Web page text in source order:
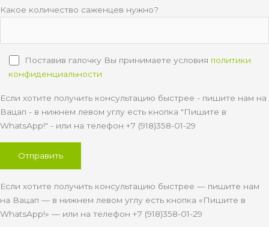
Какое количество саженцев нужно?
Поставив галочку Вы принимаете условия политики
конфиденциальности
Если хотите получить консультацию быстрее - пишите нам на
Вацап - в нижнем левом углу есть кнопка "Пишите в
WhatsApp!" - или на телефон +7 (918)358-01-29
Если хотите получить консультацию быстрее — пишите нам
на Вацап — в нижнем левом углу есть кнопка «Пишите в
WhatsApp!» — или на телефон +7 (918)358-01-29